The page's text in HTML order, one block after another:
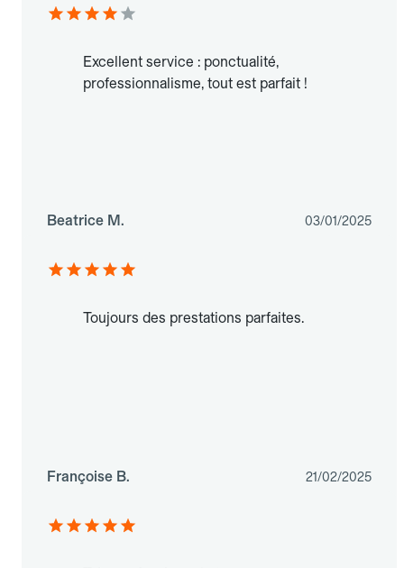
Excellent service : ponctualité,
professionnalisme, tout est parfait !
Beatrice M. 03/01/2025
Toujours des prestations parfaites.
Françoise B. 21/02/2025